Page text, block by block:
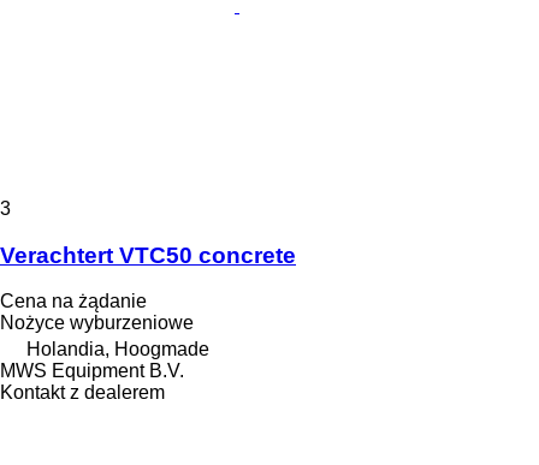
3
Verachtert VTC50 concrete
Cena na żądanie
Nożyce wyburzeniowe
Holandia, Hoogmade
MWS Equipment B.V.
Kontakt z dealerem